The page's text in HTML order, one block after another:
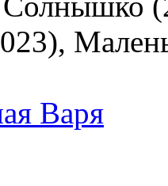
Варя